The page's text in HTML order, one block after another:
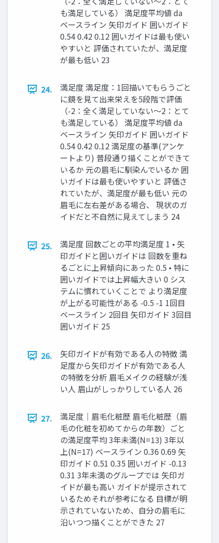
も満足している） 満足度平均値 da
ベースライン 矢印ガイド 囲いガイド
0.54 0.42 0.12 囲いガイドは最も使い
やすいと 評価されていたが、満足度
が最も低い 23
24.
満足度 満足度：1回描いてもらうごと
に鏡を見て出来栄えを5段階で評価
（-2：全く満足していない～2：とて
も満足している） 満足度平均値 da
ベースライン 矢印ガイド 囲いガイド
0.54 0.42 0.12 満足度の基準(アンケ
ートより) 普段通り描くことができて
いるか 元の眉毛に馴染んでいるか 囲
いガイドは最も使いやすいと 評価さ
れていたが、満足度が最も低い 元の
眉毛に左右差がある場合、 現状のガ
イドだと不自然に見えてしまう 24
25.
満足度 回数ごとの平均満足度 1 • 矢
印ガイドと囲いガイドは 回数を重ね
るごとに上昇傾向にあった 0.5 • 特に
囲いガイドでは上昇幅大きい 0 シス
テムに慣れていくことで より満足度
が上がる可能性がある -0.5 -1 1回目
ベースライン 2回目 矢印ガイド 3回目
囲いガイド 25
26.
矢印ガイドが有効である人の特徴 満
足度から矢印ガイドが有効である人
の特徴を分析 眉毛メイクの経験が浅
い人 眉山がしっかりしている人 26
27.
満足度｜眉毛化粧歴 眉毛化粧歴（眉
毛の化粧を初めてからの年数）ごと
の満足度平均 3年未満(N=13) 3年以
上(N=17) ベースライン 0.36 0.69 矢
印ガイド 0.51 0.35 囲いガイド -0.13
0.31 3年未満のグループでは 矢印ガ
イドが最も高い ガイドが提示されて
いるためそれが参考になる 目標が明
示されていないため、自分の眉毛に
沿いつつ描くことができた 27